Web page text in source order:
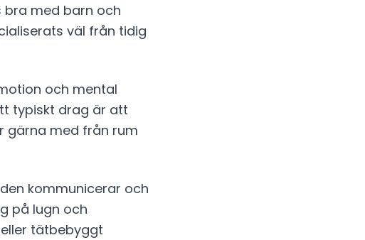
bra med barn och
väl från tidig
och mental
typiskt drag är att
gärna med från rum
kommunicerar och
på lugn och
tätbebyggt